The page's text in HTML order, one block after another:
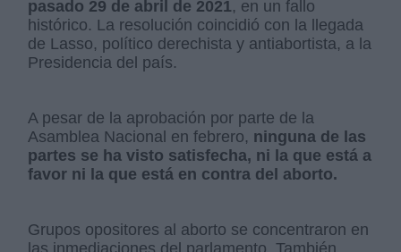
pasado 29 de abril de 2021, en un fallo
histórico. La resolución coincidió con la llegada
de Lasso, político derechista y antiabortista, a la
Presidencia del país.
A pesar de la aprobación por parte de la
Asamblea Nacional en febrero, ninguna de las
partes se ha visto satisfecha, ni la que está a
favor ni la que está en contra del aborto.
Grupos opositores al aborto se concentraron en
las inmediaciones del parlamento. También